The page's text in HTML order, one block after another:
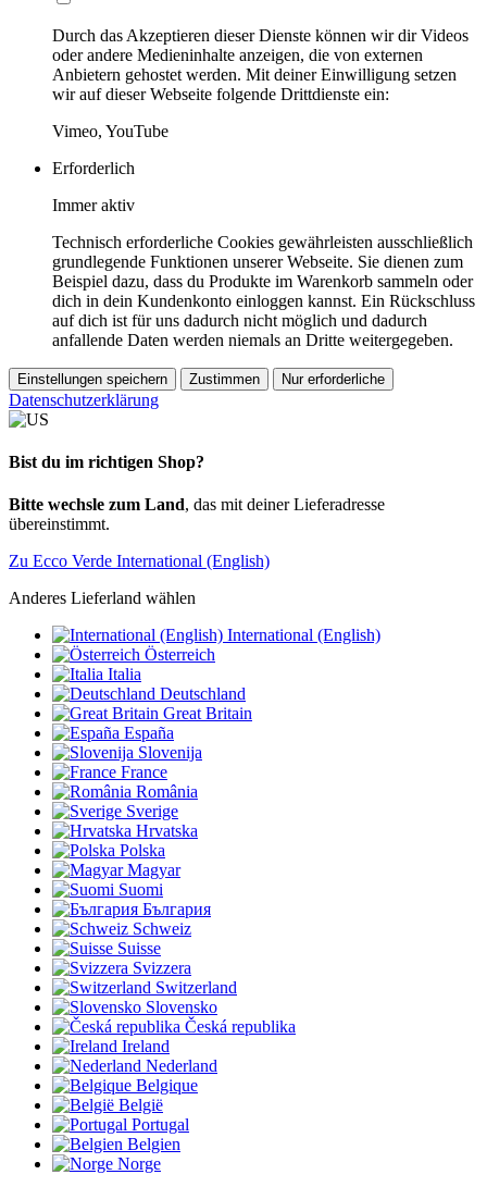
Durch das Akzeptieren dieser Dienste können wir dir Videos
oder andere Medieninhalte anzeigen, die von externen
Anbietern gehostet werden. Mit deiner Einwilligung setzen
wir auf dieser Webseite folgende Drittdienste ein:
Vimeo, YouTube
Erforderlich
Immer aktiv
Technisch erforderliche Cookies gewährleisten ausschließlich
grundlegende Funktionen unserer Webseite. Sie dienen zum
Beispiel dazu, dass du Produkte im Warenkorb sammeln oder
dich in dein Kundenkonto einloggen kannst. Ein Rückschluss
auf dich ist für uns dadurch nicht möglich und dadurch
anfallende Daten werden niemals an Dritte weitergegeben.
Einstellungen speichern Zustimmen Nur erforderliche
Datenschutzerklärung
Bist du im richtigen Shop?
Bitte wechsle zum Land, das mit deiner Lieferadresse
übereinstimmt.
Zu Ecco Verde International (English)
Anderes Lieferland wählen
International (English)
Österreich
Italia
Deutschland
Great Britain
España
Slovenija
France
România
Sverige
Hrvatska
Polska
Magyar
Suomi
България
Schweiz
Suisse
Svizzera
Switzerland
Slovensko
Česká republika
Ireland
Nederland
Belgique
België
Portugal
Belgien
Norge